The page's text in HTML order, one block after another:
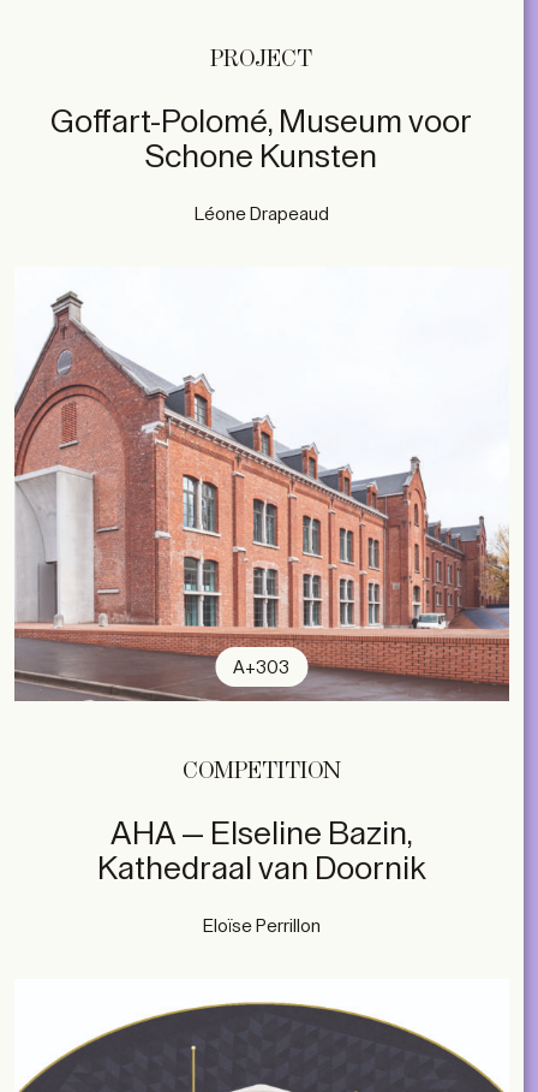
PROJECT
Goffart-Polomé, Museum voor
Schone Kunsten
Léone Drapeaud
A+303
COMPETITION
AHA — Elseline Bazin,
Kathedraal van Doornik
Eloïse Perrillon